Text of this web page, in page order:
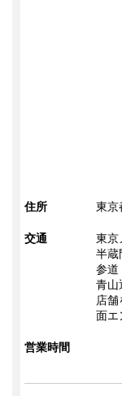
住所 東京
交通
東京
半蔵
参道
青山
店
面エ
営業時間